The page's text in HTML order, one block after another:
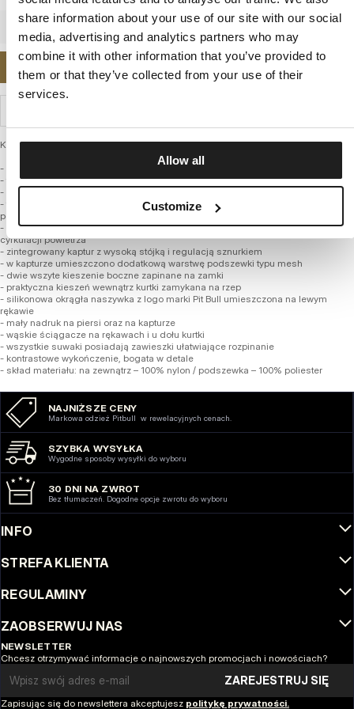
share information about your use of our site with our social
media, advertising and analytics partners who may
combine it with other information that you’ve provided to
them or that they’ve collected from your use of their
services.
Allow all
Customize
POWIADOM MNIE O DOSTĘPNOŚCI
Kurtka przejściowa damska z kolekcji firmy PIT BULL WEST COAST – Dahlia II
- uniwersalny sportowy fason
- taliowany krój dopasowany do kobiecej sylwetki
- wykonana z wysokiej jakości tkaniny nylonowej
- tkanina zachowuje swoje właściwości wiatroszczelne, przy równoczesnym
podniesieniu komfortu cieplnego
- podszyta lekką poliestrową siateczką, która dodatkowo wspiera system
cyrkulacji powietrza
- zintegrowany kaptur z wysoką stójką i regulacją sznurkiem
- w kapturze umieszczono dodatkową warstwę podszewki typu mesh
- dwie wszyte kieszenie boczne zapinane na zamki
- praktyczna kieszeń wewnątrz kurtki zamykana na rzep
- silikonowa okrągła naszywka z logo marki Pit Bull umieszczona na lewym
rękawie
- mały nadruk na piersi oraz na kapturze
- wąskie ściągacze na rękawach i u dołu kurtki
- wszystkie suwaki posiadają zawieszki ułatwiające rozpinanie
- kontrastowe wykończenie, bogata w detale
- skład materiału: na zewnątrz – 100% nylon / podszewka – 100% poliester
NAJNIŻSZE CENY
Markowa odzież Pitbull w rewelacyjnych cenach.
SZYBKA WYSYŁKA
Wygodne sposoby wysyłki do wyboru
30 DNI NA ZWROT
Bez tłumaczeń. Dogodne opcje zwrotu do wyboru
INFO
STREFA KLIENTA
REGULAMINY
ZAOBSERWUJ NAS
NEWSLETTER
Chcesz otrzymywać informacje o najnowszych promocjach i nowościach?
Email address
ZAREJESTRUJ SIĘ
Zapisując się do newslettera akceptujesz politykę prywatności.